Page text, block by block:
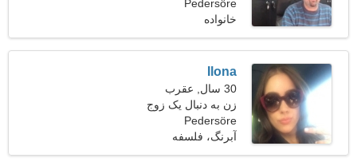
متواضع کار می کنم
Pedersöre
خانواده
Ilona
30 سال, عقرب
زن به دنبال یک زوج
Pedersöre
آبرنگ، فلسفه